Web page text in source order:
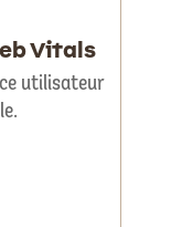
Vitals
utilisateur